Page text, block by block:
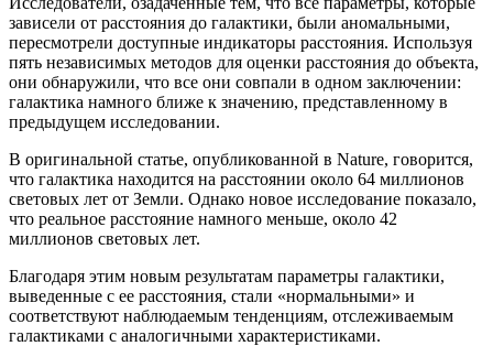
зависели от расстояния до галактики, были аномальными,
пересмотрели доступные индикаторы расстояния. Используя
пять независимых методов для оценки расстояния до объекта,
они обнаружили, что все они совпали в одном заключении:
галактика намного ближе к значению, представленному в
предыдущем исследовании.
В оригинальной статье, опубликованной в Nature, говорится,
что галактика находится на расстоянии около 64 миллионов
световых лет от Земли. Однако новое исследование показало,
что реальное расстояние намного меньше, около 42
миллионов световых лет.
Благодаря этим новым результатам параметры галактики,
выведенные с ее расстояния, стали «нормальными» и
соответствуют наблюдаемым тенденциям, отслеживаемым
галактиками с аналогичными характеристиками.